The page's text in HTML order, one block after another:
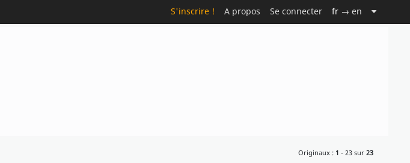
S'inscrire ! A propos Se connecter fr → en
Originaux : 1 - 23 sur 23